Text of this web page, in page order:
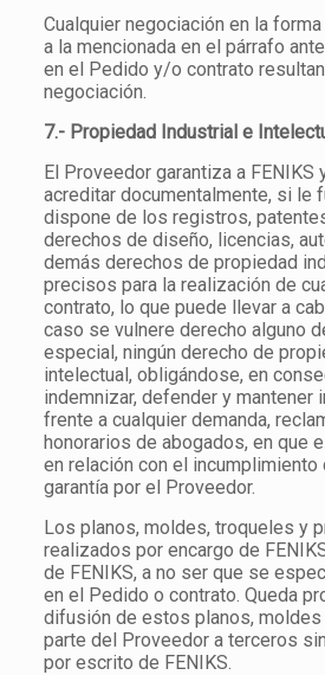
Cualquier negociación en la
a la mencionada en el párrafo
en el Pedido y/o contrato
negociación.
7.- Propiedad Industrial e
El Proveedor garantiza a FENIKS
acreditar documentalmente, si le
dispone de los registros,
derechos de diseño, licencias,
demás derechos de propiedad
precisos para la realización de
contrato, lo que puede llevar a
caso se vulnere derecho alguno
especial, ningún derecho de
intelectual, obligándose, en
indemnizar, defender y mantener
frente a cualquier demanda,
honorarios de abogados, en que
en relación con el incumplimiento
garantía por el Proveedor.
Los planos, moldes, troqueles y
realizados por encargo de
de FENIKS, a no ser que se
en el Pedido o contrato. Queda
difusión de estos planos,
parte del Proveedor a terceros
por escrito de FENIKS.